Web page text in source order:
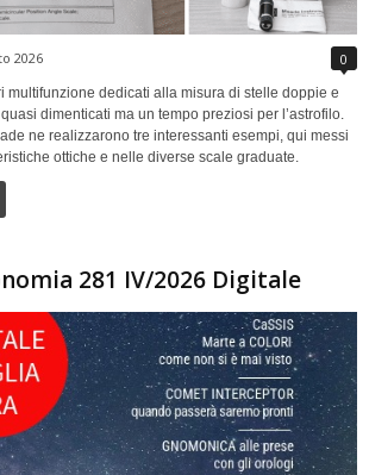
2026 0
multifunzione dedicati alla misura di stelle doppie e
dimenticati ma un tempo preziosi per l’astrofilo.
ne realizzarono tre interessanti esempi, qui messi
ottiche e nelle diverse scale graduate.
281 IV/2026 Digitale